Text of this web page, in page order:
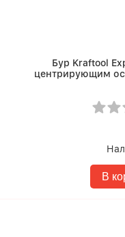
Бур Kraftool
центрирующим
В